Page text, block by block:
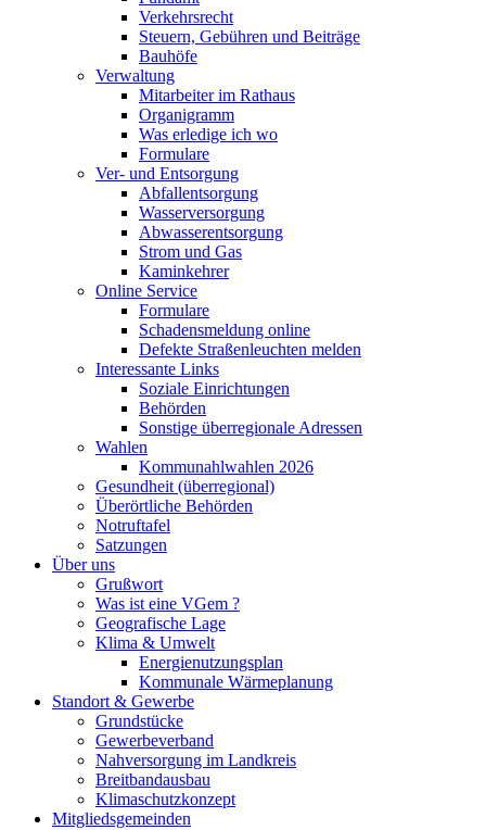
Verkehrsrecht
Steuern, Gebühren und Beiträge
Bauhöfe
Verwaltung
Mitarbeiter im Rathaus
Organigramm
Was erledige ich wo
Formulare
Ver- und Entsorgung
Abfallentsorgung
Wasserversorgung
Abwasserentsorgung
Strom und Gas
Kaminkehrer
Online Service
Formulare
Schadensmeldung online
Defekte Straßenleuchten melden
Interessante Links
Soziale Einrichtungen
Behörden
Sonstige überregionale Adressen
Wahlen
Kommunahlwahlen 2026
Gesundheit (überregional)
Überörtliche Behörden
Notruftafel
Satzungen
Über uns
Grußwort
Was ist eine VGem ?
Geografische Lage
Klima & Umwelt
Energienutzungsplan
Kommunale Wärmeplanung
Standort & Gewerbe
Grundstücke
Gewerbeverband
Nahversorgung im Landkreis
Breitbandausbau
Klimaschutzkonzept
Mitgliedsgemeinden